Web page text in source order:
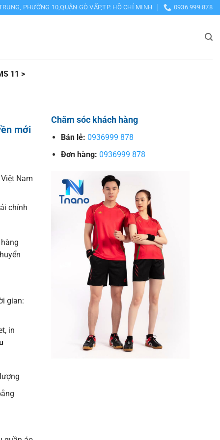
PHƯỜNG 10,QUẬN GÒ VẤP,TP. HỒ CHÍ MINH 0936 999 878
11 >
mới
Nam
chính
gian:
in
Chăm sóc khách hàng
Bán lẻ: 0936999 878
Đơn hàng: 0936999 878